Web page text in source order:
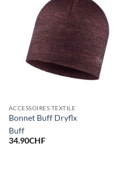
ACCESSOIRES TEXTILE
Bonnet Buff Dryflx
Buff
34.90CHF